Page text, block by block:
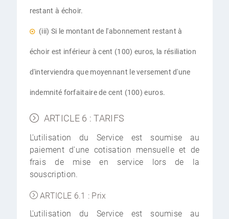
restant à échoir.
(iii) Si le montant de l'abonnement restant à
échoir est inférieur à cent (100) euros, la résiliation
d'interviendra que moyennant le versement d'une
indemnité forfaitaire de cent (100) euros.
ARTICLE 6 : TARIFS
L'utilisation du Service est soumise au
paiement d'une cotisation mensuelle et de
frais de mise en service lors de la
souscription.
ARTICLE 6.1 : Prix
L'utilisation du Service est soumise au